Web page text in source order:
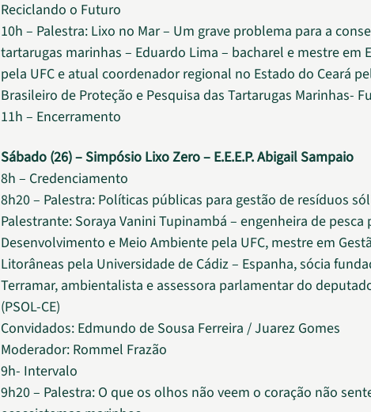
Reciclando o Futuro
10h – Palestra: Lixo no Mar – Um grave problema para a
tartarugas marinhas – Eduardo Lima – bacharel e mestre em
pela UFC e atual coordenador regional no Estado do Ceará
Brasileiro de Proteção e Pesquisa das Tartarugas Marinhas-
11h – Encerramento
Sábado (26) – Simpósio Lixo Zero – E.E.E.P. Abigail Sampaio
8h – Credenciamento
8h20 – Palestra: Políticas públicas para gestão de resíduos
Palestrante: Soraya Vanini Tupinambá – engenheira de pesca
Desenvolvimento e Meio Ambiente pela UFC, mestre em
Litorâneas pela Universidade de Cádiz – Espanha, sócia
Terramar, ambientalista e assessora parlamentar do
(PSOL-CE)
Convidados: Edmundo de Sousa Ferreira / Juarez Gomes
Moderador: Rommel Frazão
9h- Intervalo
9h20 – Palestra: O que os olhos não veem o coração não